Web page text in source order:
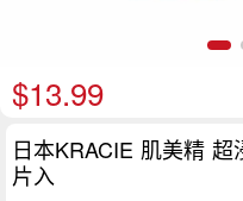
$13.99
日本KRACIE 肌美精
片入